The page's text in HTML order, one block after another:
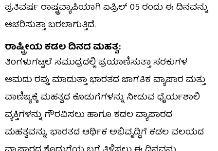
ಪ್ರತಿವರ್ಷ ರಾಷ್ಟ್ರವ್ಯಾಪಿಯಾಗಿ ಏಪ್ರಿಲ್‌ 05 ರಂದು ಈ ದಿನವನ್ನು
ಆಚರಿಸುತ್ತಾ ಬರಲಾಗುತ್ತಿದೆ.
ರಾಷ್ಟ್ರೀಯ ಕಡಲ ದಿನದ ಮಹತ್ವ:
ತಿಂಗಳುಗಟ್ಟಲೆ ಸಮುದ್ರದಲ್ಲಿ ಪ್ರಯಾಣಿಸುತ್ತಾ ಸರಕುಗಳ
ಆಮದು ರಫ್ತು ಮಾಡುತ್ತಾ ಭಾರತದ ಜಾಗತಿಕ ವ್ಯಾಪಾರ ಮತ್ತು
ವಾಣಿಜ್ಯಕ್ಕೆ ಮಹತ್ವದ ಕೊಡುಗೆಗಳನ್ನು ನೀಡುವ ಧೈರ್ಯಶಾಲಿ
ವ್ಯಕ್ತಿಗಳನ್ನು ಗೌರವಿಸಲು ಹಾಗೂ ಕಡಲ ವ್ಯಾಪಾರದ
ಮಹತ್ವವನ್ನು, ಭಾರತದ ಆರ್ಥಿಕ ಅಭಿವೃದ್ಧಿಗೆ ಕಡಲ ವಲಯದ